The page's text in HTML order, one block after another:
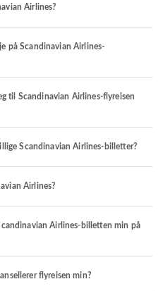
Airlines?
på Scandinavian Airlines-
til Scandinavian Airlines-flyreisen
Scandinavian Airlines-billetter?
Airlines?
Airlines-billetten min på
flyreisen min?